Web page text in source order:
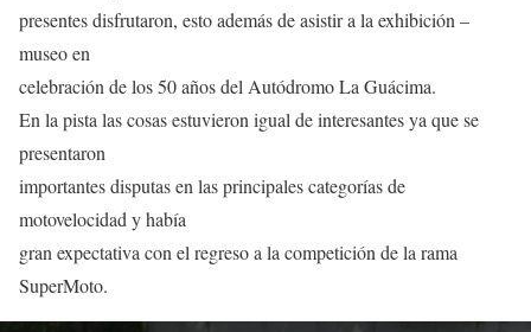
presentes disfrutaron, esto además de asistir a la exhibición –
museo en
celebración de los 50 años del Autódromo La Guácima.
En la pista las cosas estuvieron igual de interesantes ya que se
presentaron
importantes disputas en las principales categorías de
motovelocidad y había
gran expectativa con el regreso a la competición de la rama
SuperMoto.